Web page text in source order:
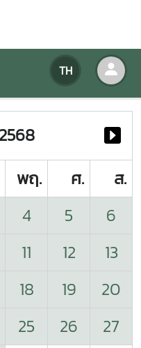
TH
น่วยงาน
พฤ. ศ.
ส.
4 5
6
11 12
13
18 19
20
25 26
27